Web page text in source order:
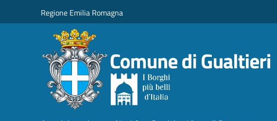
Regione Emilia Romagna